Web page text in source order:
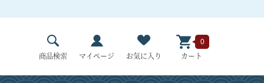
商品検索 マイページ お気に入り カート
0